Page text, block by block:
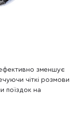
зменшує
чіткі розмови
поїздок на